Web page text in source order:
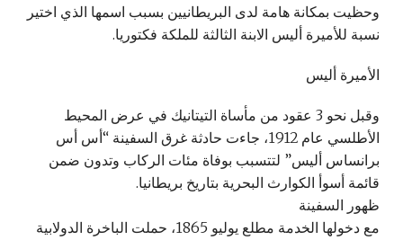
وحظيت بمكانة هامة لدى البريطانيين بسبب اسمها الذي اختير
نسبة للأميرة أليس الابنة الثالثة للملكة فكتوريا.
الأميرة أليس
وقبل نحو 3 عقود من مأساة التيتانيك في عرض المحيط
الأطلسي عام 1912، جاءت حادثة غرق السفينة “أس أس
برانساس أليس” لتتسبب بوفاة مئات الركاب وتدون ضمن
قائمة أسوأ الكوارث البحرية بتاريخ بريطانيا.
ظهور السفينة
مع دخولها الخدمة مطلع يوليو 1865، حملت الباخرة الدولابية